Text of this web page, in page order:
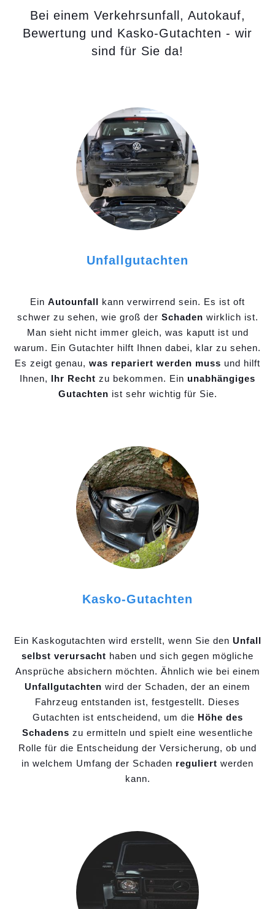
Bei einem Verkehrsunfall, Autokauf,
Bewertung und Kasko-Gutachten - wir
sind für Sie da!
Unfallgutachten
Ein Autounfall kann verwirrend sein. Es ist oft
schwer zu sehen, wie groß der Schaden wirklich ist.
Man sieht nicht immer gleich, was kaputt ist und
warum. Ein Gutachter hilft Ihnen dabei, klar zu sehen.
Es zeigt genau, was repariert werden muss und hilft
Ihnen, Ihr Recht zu bekommen. Ein unabhängiges
Gutachten ist sehr wichtig für Sie.
Kasko-Gutachten
Ein Kaskogutachten wird erstellt, wenn Sie den Unfall
selbst verursacht haben und sich gegen mögliche
Ansprüche absichern möchten. Ähnlich wie bei einem
Unfallgutachten wird der Schaden, der an einem
Fahrzeug entstanden ist, festgestellt. Dieses
Gutachten ist entscheidend, um die Höhe des
Schadens zu ermitteln und spielt eine wesentliche
Rolle für die Entscheidung der Versicherung, ob und
in welchem Umfang der Schaden reguliert werden
kann.